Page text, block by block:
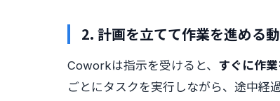
2. 計画を立てて作業を進める
Coworkは指示を受けると、 すぐに作
ごとにタスクを実行しながら、途中経